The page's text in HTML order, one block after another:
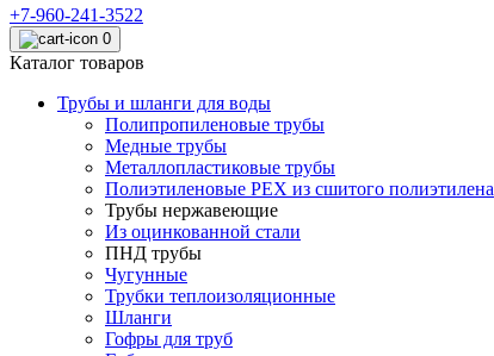
+7-960-241-3522
0
Каталог товаров
Трубы и шланги для воды
Полипропиленовые трубы
Медные трубы
Металлопластиковые трубы
Полиэтиленовые PEX из сшитого полиэтилена
Трубы нержавеющие
Из оцинкованной стали
ПНД трубы
Чугунные
Трубки теплоизоляционные
Шланги
Гофры для труб